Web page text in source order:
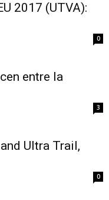
2017 (UTVA):
0
entre la
3
Ultra Trail,
0